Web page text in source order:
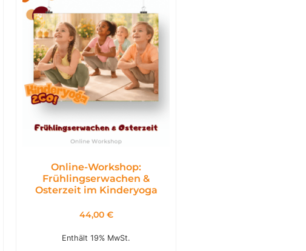
Online-Workshop:
Frühlingserwachen &
Osterzeit im Kinderyoga
44,00 €
Enthält 19% MwSt.